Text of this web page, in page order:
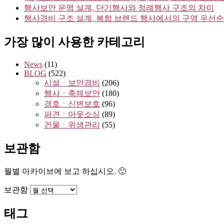
행사보안 운영 설계, 단기행사와 정례행사 구조의 차이
행사경비 구조 설계, 복합 브랜드 행사에서의 구역 우선
가장 많이 사용한 카테고리
News (11)
BLOG (522)
시설ㆍ보안경비
(206)
행사ㆍ축제보안 (180)
경호ㆍ신변보호 (96)
파견ㆍ아웃소싱 (89)
건물ㆍ위생관리 (55)
보관함
월별 아카이브에 보고 하십시오. 🙂
보관함
태그